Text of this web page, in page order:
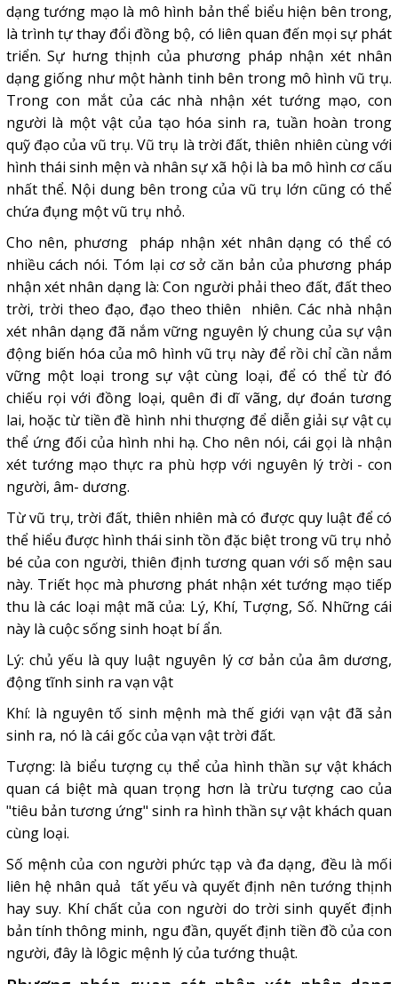
dạng tướng mạo là mô hình bản thể biểu hiện bên trong,
là trình tự thay đổi đồng bộ, có liên quan đến mọi sự phát
triển. Sự hưng thịnh của phương pháp nhận xét nhân
dạng giống như một hành tinh bên trong mô hình vũ trụ.
Trong con mắt của các nhà nhận xét tướng mạo, con
người là một vật của tạo hóa sinh ra, tuần hoàn trong
quỹ đạo của vũ trụ. Vũ trụ là trời đất, thiên nhiên cùng với
hình thái sinh mện và nhân sự xã hội là ba mô hình cơ cấu
nhất thể. Nội dung bên trong của vũ trụ lớn cũng có thể
chứa đụng một vũ trụ nhỏ.
Cho nên, phương pháp nhận xét nhân dạng có thể có
nhiều cách nói. Tóm lại cơ sở căn bản của phương pháp
nhận xét nhân dạng là: Con người phải theo đất, đất theo
trời, trời theo đạo, đạo theo thiên nhiên. Các nhà nhận
xét nhân dạng đã nắm vững nguyên lý chung của sự vận
động biến hóa của mô hình vũ trụ này để rồi chỉ cần nắm
vững một loại trong sự vật cùng loại, để có thể từ đó
chiếu rọi với đồng loại, quên đi dĩ vãng, dự đoán tương
lai, hoặc từ tiền đề hình nhi thượng để diễn giải sự vật cụ
thể ứng đối của hình nhi hạ. Cho nên nói, cái gọi là nhận
xét tướng mạo thực ra phù hợp với nguyên lý trời - con
người, âm- dương.
Từ vũ trụ, trời đất, thiên nhiên mà có được quy luật để có
thể hiểu được hình thái sinh tồn đặc biệt trong vũ trụ nhỏ
bé của con người, thiên định tương quan với số mện sau
này. Triết học mà phương phát nhận xét tướng mạo tiếp
thu là các loại mật mã của: Lý, Khí, Tượng, Số. Những cái
này là cuộc sống sinh hoạt bí ẩn.
Lý: chủ yếu là quy luật nguyên lý cơ bản của âm dương,
động tĩnh sinh ra vạn vật
Khí: là nguyên tố sinh mệnh mà thế giới vạn vật đã sản
sinh ra, nó là cái gốc của vạn vật trời đất.
Tượng: là biểu tượng cụ thể của hình thần sự vật khách
quan cá biệt mà quan trọng hơn là trừu tượng cao của
"tiêu bản tương ứng" sinh ra hình thần sự vật khách quan
cùng loại.
Số mệnh của con người phức tạp và đa dạng, đều là mối
liên hệ nhân quả tất yếu và quyết định nên tướng thịnh
hay suy. Khí chất của con người do trời sinh quyết định
bản tính thông minh, ngu đần, quyết định tiền đồ của con
người, đây là lôgic mệnh lý của tướng thuật.